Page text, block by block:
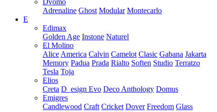
Dvomo
Adrenaline Ghost Modular Montecarlo
E
Edimax
Golden Age Instone Naturel
El Molino
Alice America Calvin Camelot Clasic Gabana Jakarta
Memory Padua Prada Rialto Soften Studio Terratzo
Tesla Toja
Elios
Creta D_esign Evo Deco Anthology Domus
Emigres
Candlewood Craft Cricket Dover Freedom Glass